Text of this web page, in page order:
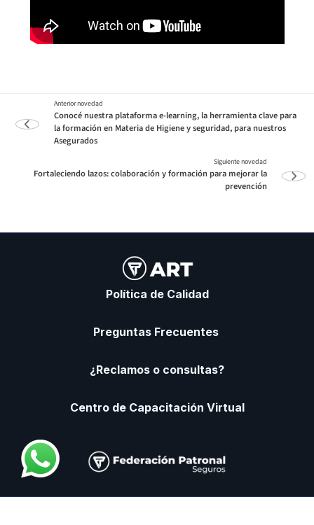
Conocé nuestra plataforma e-learning, la herramienta clave para
la formación en Materia de Higiene y seguridad, para nuestros
Asegurados
Fortaleciendo lazos: colaboración y formación para mejorar la
prevención
Política de Calidad
Preguntas Frecuentes
¿Reclamos o consultas?
Centro de Capacitación Virtual